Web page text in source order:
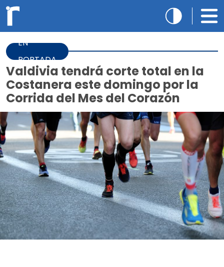
EN
PORTADA
Valdivia tendrá corte total en la
Costanera este domingo por la
Corrida del Mes del Corazón